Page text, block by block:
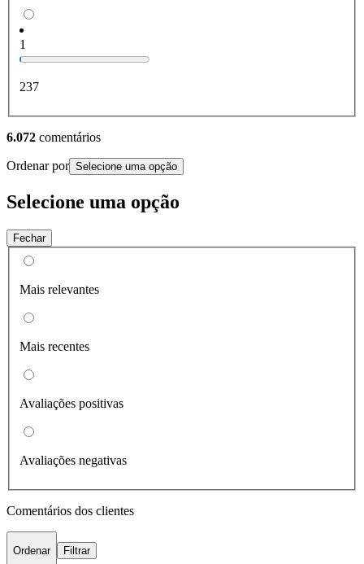
1
237
6.072 comentários
Ordenar por Selecione uma opção
Selecione uma opção
Fechar
Mais relevantes
Mais recentes
Avaliações positivas
Avaliações negativas
Comentários dos clientes
Ordenar Filtrar